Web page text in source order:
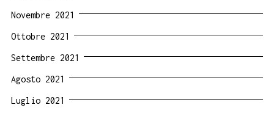
Novembre 2021
Ottobre 2021
Settembre 2021
Agosto 2021
Luglio 2021